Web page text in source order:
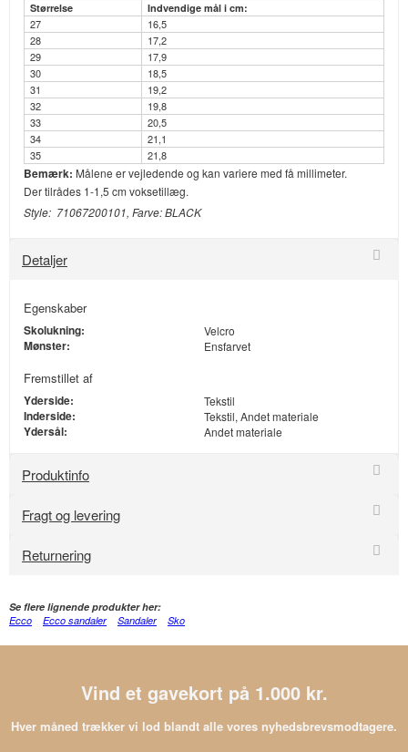
Størrelse Indvendige mål i cm:
27
16,5
28
17,2
29
17,9
30
18,5
31
19,2
32
19,8
33
20,5
34
21,1
35
21,8
Bemærk: Målene er vejledende og kan variere med få millimeter.
Der tilrådes 1-1,5 cm voksetillæg.
Style: 71067200101, Farve: BLACK
Detaljer
Egenskaber
Skolukning: Velcro
Mønster: Ensfarvet
Fremstillet af
Yderside: Tekstil
Inderside: Tekstil, Andet materiale
Ydersål: Andet materiale
Produktinfo
Fragt og levering
Returnering
Se flere lignende produkter her:
Ecco
Ecco sandaler Sandaler Sko
Vind et gavekort på 1.000 kr.
Hver måned trækker vi lod blandt alle vores nyhedsbrevsmodtagere.